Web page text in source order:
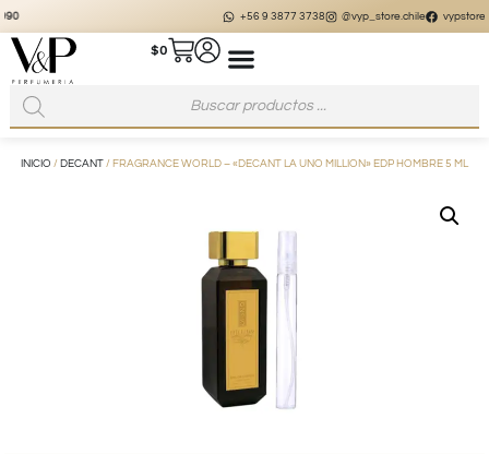
@vyp_store.chile vypstore.cl
$0
INICIO / DECANT / FRAGRANCE WORLD – «DECANT LA UNO MILLION» EDP HOMBRE 5 ML